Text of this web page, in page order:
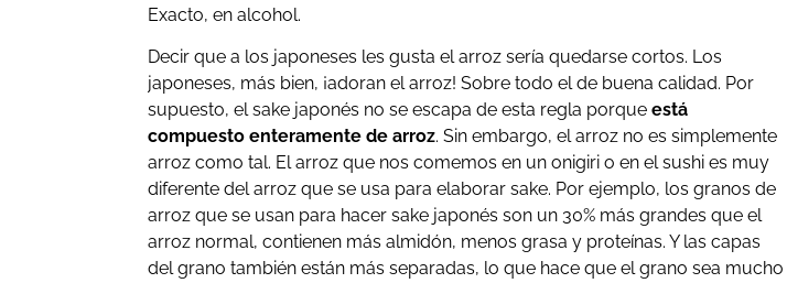
Exacto, en alcohol.
Decir que a los japoneses les gusta el arroz sería quedarse cortos. Los
japoneses, más bien, ¡adoran el arroz! Sobre todo el de buena calidad. Por
supuesto, el sake japonés no se escapa de esta regla porqueestá
compuesto enteramente de arroz. Sin embargo, el arroz no es simplemente
arroz como tal. El arroz que nos comemos en un onigiri o en el sushi es muy
diferente del arroz que se usa para elaborar sake. Por ejemplo, los granos de
arroz que se usan para hacer sake japonés son un 30% más grandes que el
arroz normal, contienen más almidón, menos grasa y proteínas. Y las capas
del grano también están más separadas, lo que hace que el grano sea mucho